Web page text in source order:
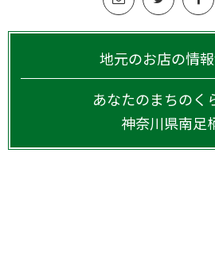
地元のお店の情報
あなたのまちのく
神奈川県南足